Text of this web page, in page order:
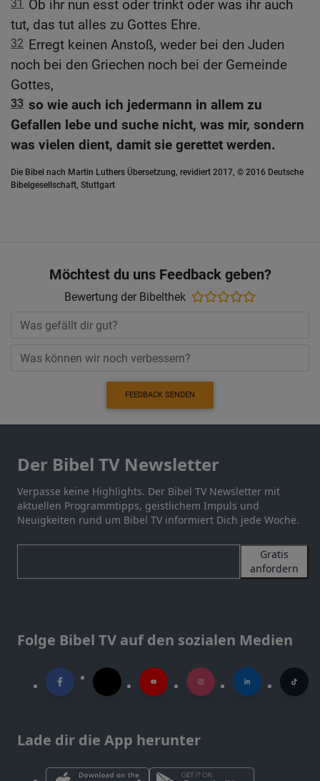
31 Ob ihr nun esst oder trinkt oder was ihr auch
tut, das tut alles zu Gottes Ehre.
32 Erregt keinen Anstoß, weder bei den Juden
noch bei den Griechen noch bei der Gemeinde
Gottes,
33 so wie auch ich jedermann in allem zu
Gefallen lebe und suche nicht, was mir, sondern
was vielen dient, damit sie gerettet werden.
Die Bibel nach Martin Luthers Übersetzung, revidiert 2017, © 2016 Deutsche
Bibelgesellschaft, Stuttgart
Möchtest du uns Feedback geben?
Bewertung der Bibelthek
FEEDBACK SENDEN
Der Bibel TV Newsletter
Verpasse keine Highlights. Der Bibel TV Newsletter mit
aktuellen Programmtipps, geistlichem Impuls und
Neuigkeiten rund um Bibel TV informiert Dich jede Woche.
Gratis
anfordern
Folge Bibel TV auf den sozialen Medien
Lade dir die App herunter